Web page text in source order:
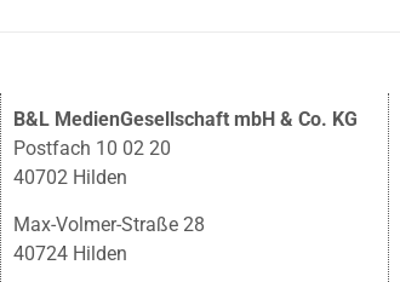
B&L MedienGesellschaft mbH & Co. KG
Postfach 10 02 20
40702 Hilden
Max-Volmer-Straße 28
40724 Hilden